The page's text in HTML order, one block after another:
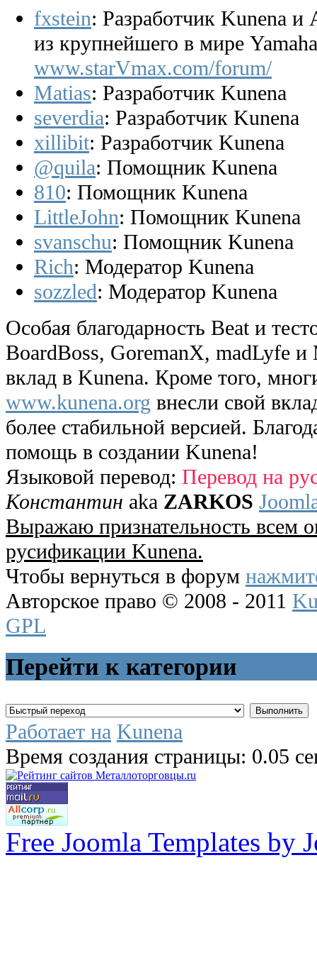
fxstein: Разработчик Kunena и
из крупнейшего в мире
www.starVmax.com/forum/
Matias: Разработчик Kunena
severdia: Разработчик Kunena
xillibit: Разработчик Kunena
@quila: Помощник Kunena
810: Помощник Kunena
LittleJohn: Помощник Kunena
svanschu: Помощник Kunena
Rich: Модератор Kunena
sozzled: Модератор Kunena
Особая благодарность Beat и
BoardBoss, GoremanX, madLyfe и
вклад в Kunena. Кроме того,
www.kunena.org внесли свой
более стабильной версией.
помощь в создании Kunena!
Языковой перевод: Перевод на
Константин aka ZARKOS
Выражаю признательность всем
русификации Kunena.
Чтобы вернуться в форум
Авторское право © 2008 - 2011
GPL
Перейти к категории
Работает на Kunena
Время создания страницы: 0.05
Free Joomla Templates by